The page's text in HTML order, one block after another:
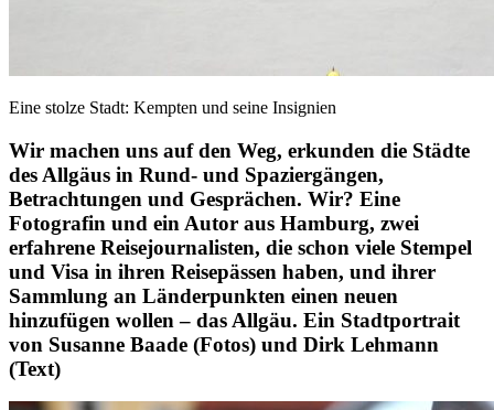
Eine stolze Stadt: Kempten und seine Insignien
Wir machen uns auf den Weg, erkunden die Städte
des Allgäus in Rund- und Spaziergängen,
Betrachtungen und Gesprächen. Wir? Eine
Fotografin und ein Autor aus Hamburg, zwei
erfahrene Reisejournalisten, die schon viele Stempel
und Visa in ihren Reisepässen haben, und ihrer
Sammlung an Länderpunkten einen neuen
hinzufügen wollen – das Allgäu. Ein Stadtportrait
von Susanne Baade (Fotos) und Dirk Lehmann
(Text)